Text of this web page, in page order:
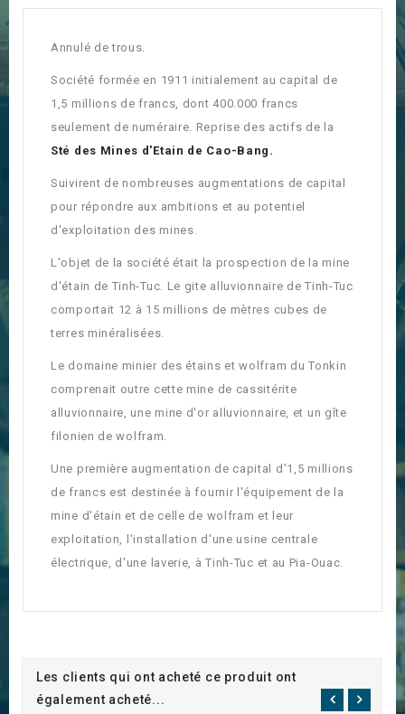
Annulé de trous.
Société formée en 1911 initialement au capital de
1,5 millions de francs, dont 400.000 francs
seulement de numéraire. Reprise des actifs de la
Sté des Mines d'Etain de Cao-Bang.
Suivirent de nombreuses augmentations de capital
pour répondre aux ambitions et au potentiel
d'exploitation des mines.
L'objet de la société était la prospection de la mine
d'étain de Tinh-Tuc. Le gite alluvionnaire de Tinh-Tuc
comportait 12 à 15 millions de mètres cubes de
terres minéralisées.
Le domaine minier des étains et wolfram du Tonkin
comprenait outre cette mine de cassitérite
alluvionnaire, une mine d'or alluvionnaire, et un gîte
filonien de wolfram.
Une première augmentation de capital d'1,5 millions
de francs est destinée à fournir l'équipement de la
mine d'étain et de celle de wolfram et leur
exploitation, l'installation d'une usine centrale
électrique, d'une laverie, à Tinh-Tuc et au Pia-Ouac.
Les clients qui ont acheté ce produit ont
également acheté...